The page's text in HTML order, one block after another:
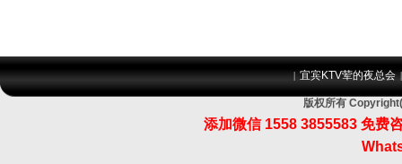
|宜宾KTV荤的夜总会
版权所有
添加微信 1558 3855583 免费